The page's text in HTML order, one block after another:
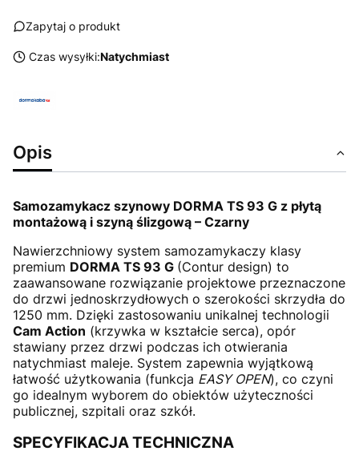
Zapytaj o produkt
Czas wysyłki:Natychmiast
Opis
Samozamykacz szynowy DORMA TS 93 G z płytą
montażową i szyną ślizgową – Czarny
Nawierzchniowy system samozamykaczy klasy
premium DORMA TS 93 G (Contur design) to
zaawansowane rozwiązanie projektowe przeznaczone
do drzwi jednoskrzydłowych o szerokości skrzydła do
1250 mm. Dzięki zastosowaniu unikalnej technologii
Cam Action (krzywka w kształcie serca), opór
stawiany przez drzwi podczas ich otwierania
natychmiast maleje. System zapewnia wyjątkową
łatwość użytkowania (funkcja EASY OPEN), co czyni
go idealnym wyborem do obiektów użyteczności
publicznej, szpitali oraz szkół.
SPECYFIKACJA TECHNICZNA